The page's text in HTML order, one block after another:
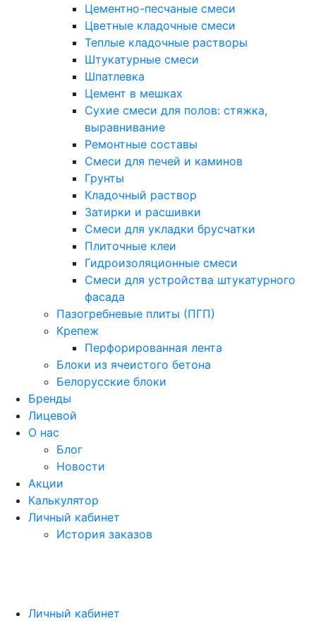
Цементно-песчаные смеси
Цветные кладочные смеси
Теплые кладочные растворы
Штукатурные смеси
Шпатлевка
Цемент в мешках
Сухие смеси для полов: стяжка,
выравнивание
Ремонтные составы
Смеси для печей и каминов
Грунты
Кладочный раствор
Затирки и расшивки
Смеси для укладки брусчатки
Плиточные клеи
Гидроизоляционные смеси
Смеси для устройства штукатурного
фасада
Пазогребневые плиты (ПГП)
Крепеж
Перфорированная лента
Блоки из ячеистого бетона
Белорусские блоки
Бренды
Лицевой
О нас
Блог
Новости
Акции
Калькулятор
Личный кабинет
История заказов
Личный кабинет